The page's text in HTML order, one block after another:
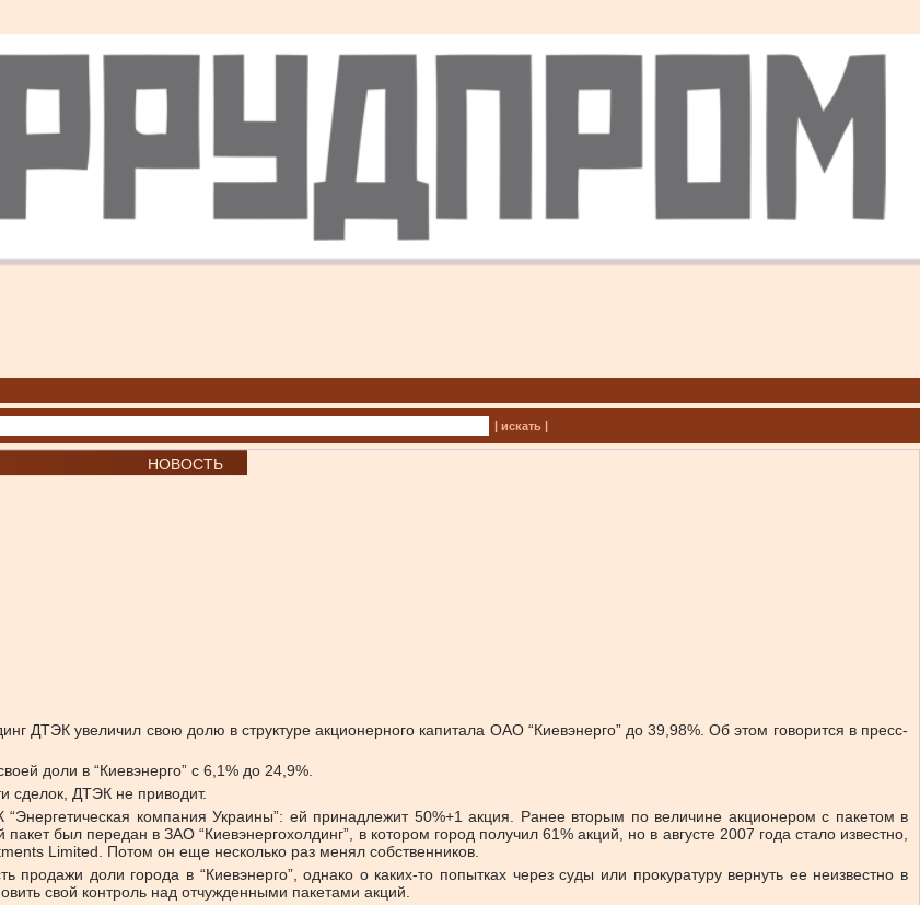
| искать |
НОВОСТЬ
ДТЭК увеличил свою долю в структуре акционерного капитала ОАО “Киевэнерго” до 39,98%. Об этом говорится в пресс-
доли в “Киевэнерго” с 6,1% до 24,9%.
сделок, ДТЭК не приводит.
компания Украины”: ей принадлежит 50%+1 акция. Ранее вторым по величине акционером с пакетом в
был передан в ЗАО “Киевэнергохолдинг”, в котором город получил 61% акций, но в августе 2007 года стало известно,
Limited. Потом он еще несколько раз менял собственников.
продажи доли города в “Киевэнерго”, однако о каких-то попытках через суды или прокуратуру вернуть ее неизвестно в
свой контроль над отчужденными пакетами акций.